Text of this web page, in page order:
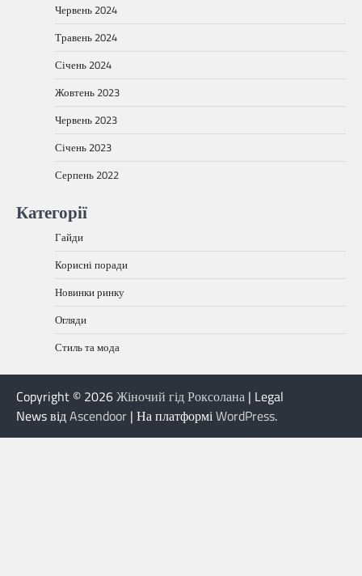
Червень 2024
Травень 2024
Січень 2024
Жовтень 2023
Червень 2023
Січень 2023
Серпень 2022
Категорії
Гайди
Корисні поради
Новинки ринку
Огляди
Стиль та мода
Copyright © 2026Жіночий гід Роксолана | Legal
News відAscendoor | На платформіWordPress.